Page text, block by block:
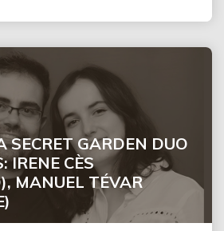
SECRET GARDEN DUO
IRENE CÈS
MANUEL TÉVAR